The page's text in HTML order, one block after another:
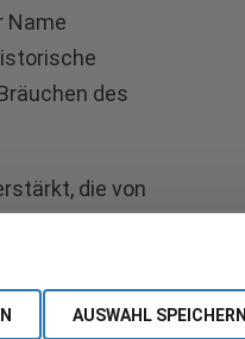
Name
des
die von
AUSWAHL SPEICHERN